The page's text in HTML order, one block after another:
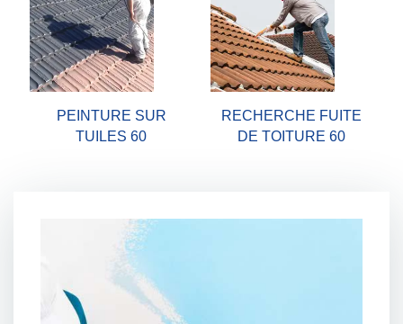
PEINTURE SUR
TUILES 60
RECHERCHE FUITE
DE TOITURE 60